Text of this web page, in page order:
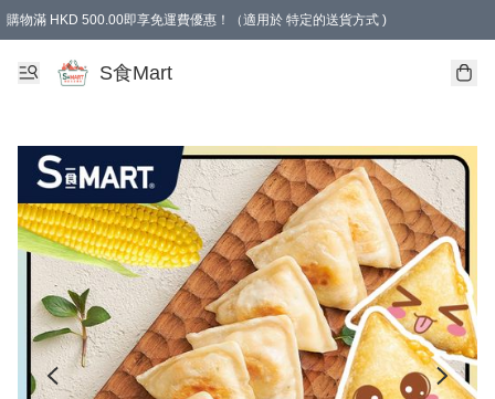
購物滿 HKD 500.00即享免運費優惠！（適用於 特定的送貨方式 )
S食Mart